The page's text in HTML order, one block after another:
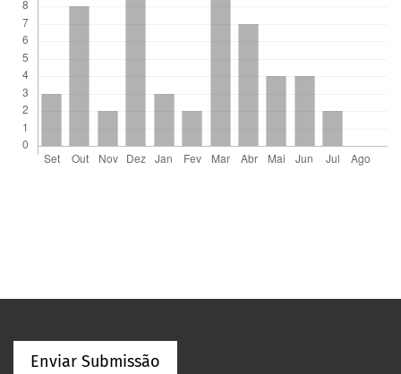
Enviar Submissão